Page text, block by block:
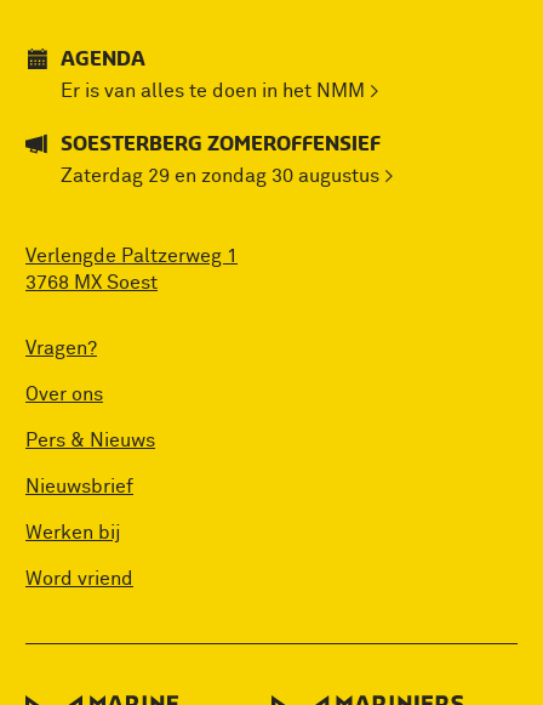
AGENDA
Er is van alles te doen in het NMM >
SOESTERBERG ZOMEROFFENSIEF
Zaterdag 29 en zondag 30 augustus >
Verlengde Paltzerweg 1
3768 MX Soest
Vragen?
Over ons
Pers & Nieuws
Nieuwsbrief
Werken bij
Word vriend